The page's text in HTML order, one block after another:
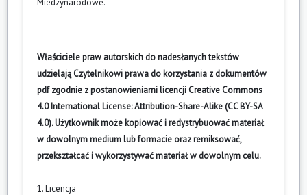
Właściciele praw autorskich do nadesłanych tekstów
udzielają Czytelnikowi prawa do korzystania z dokumentów
pdf zgodnie z postanowieniami licencji Creative Commons
4.0 International License: Attribution-Share-Alike (CC BY-SA
4.0). Użytkownik może kopiować i redystrybuować materiał
w dowolnym medium lub formacie oraz remiksować,
przekształcać i wykorzystywać materiał w dowolnym celu.
1. Licencja